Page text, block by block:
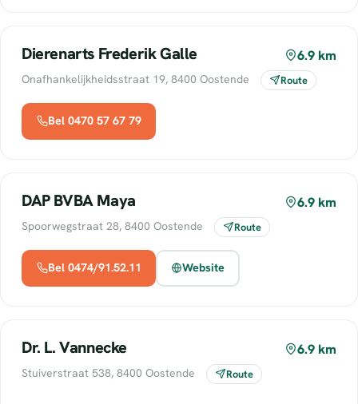
Dierenarts Frederik Galle 6.9 km
Onafhankelijkheidsstraat 19, 8400 Oostende Route
Bel 0470 57 67 79
DAP BVBA Maya 6.9 km
Spoorwegstraat 28, 8400 Oostende Route
Bel 0474/91.52.11 Website
Dr. L. Vannecke 6.9 km
Stuiverstraat 538, 8400 Oostende Route